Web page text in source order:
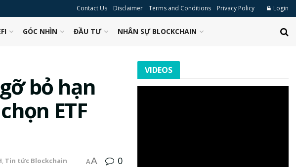
Contact Us Disclaimer Terms and Conditions Privacy Policy Login
GÓC NHÌN ĐẦU TƯ NHÂN SỰ BLOCKCHAIN
bỏ hạn
ETF
, Tin tức Blockchain AA 0
VIDEOS